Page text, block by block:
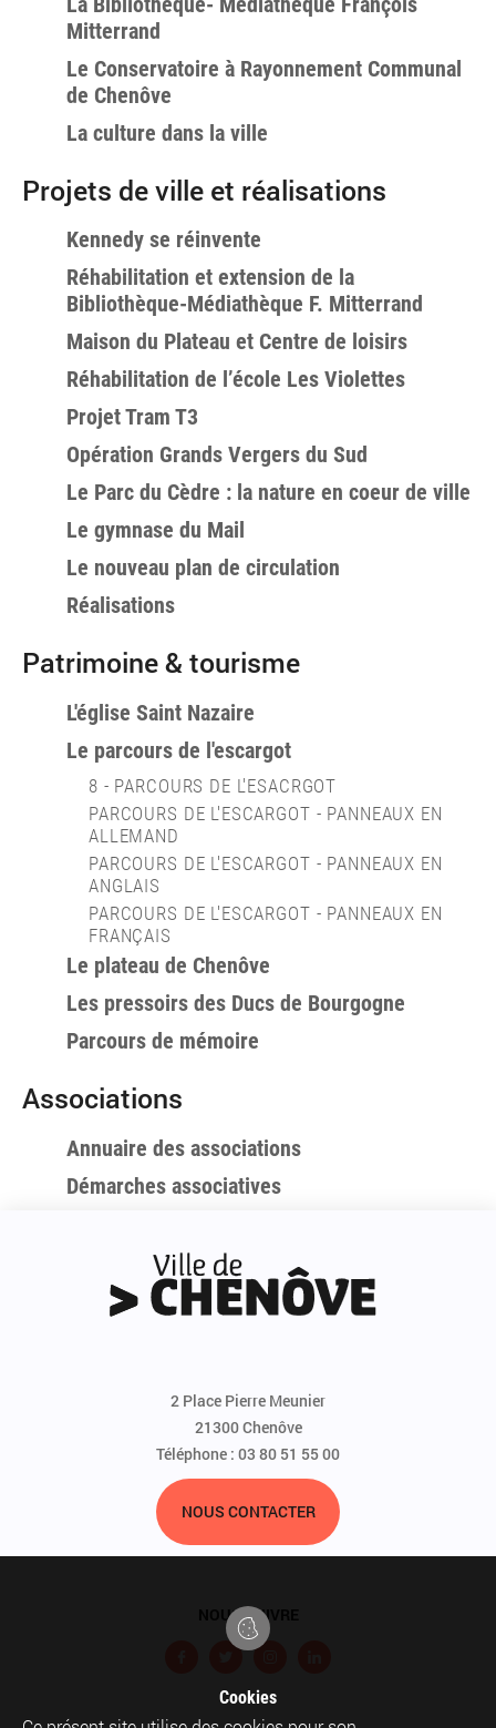
Cookies
Mitterrand
Le Conservatoire à Rayonnement Communal
de Chenôve
La culture dans la ville
Projets de ville et réalisations
Kennedy se réinvente
Réhabilitation et extension de la
Bibliothèque-Médiathèque F. Mitterrand
Maison du Plateau et Centre de loisirs
Réhabilitation de l’école Les Violettes
Projet Tram T3
Opération Grands Vergers du Sud
Le Parc du Cèdre : la nature en coeur de ville
Le gymnase du Mail
Le nouveau plan de circulation
Réalisations
Patrimoine & tourisme
L'église Saint Nazaire
Le parcours de l'escargot
8 - PARCOURS DE L'ESACRGOT
PARCOURS DE L'ESCARGOT - PANNEAUX EN
ALLEMAND
PARCOURS DE L'ESCARGOT - PANNEAUX EN
ANGLAIS
PARCOURS DE L'ESCARGOT - PANNEAUX EN
FRANÇAIS
Le plateau de Chenôve
Les pressoirs des Ducs de Bourgogne
Parcours de mémoire
Associations
Annuaire des associations
Démarches associatives
2 Place Pierre Meunier
21300 Chenôve
Téléphone : 03 80 51 55 00
NOUS CONTACTER
NOUS SUIVRE
w
n